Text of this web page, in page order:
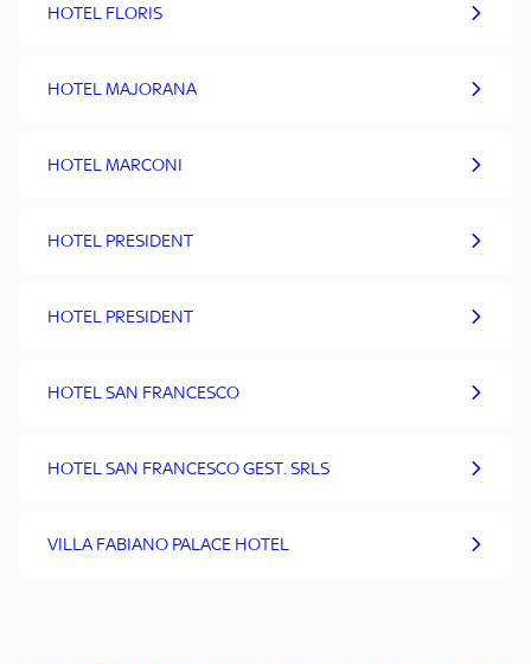
HOTEL FLORIS
HOTEL MAJORANA
HOTEL MARCONI
HOTEL PRESIDENT
HOTEL PRESIDENT
HOTEL SAN FRANCESCO
HOTEL SAN FRANCESCO GEST. SRLS
VILLA FABIANO PALACE HOTEL